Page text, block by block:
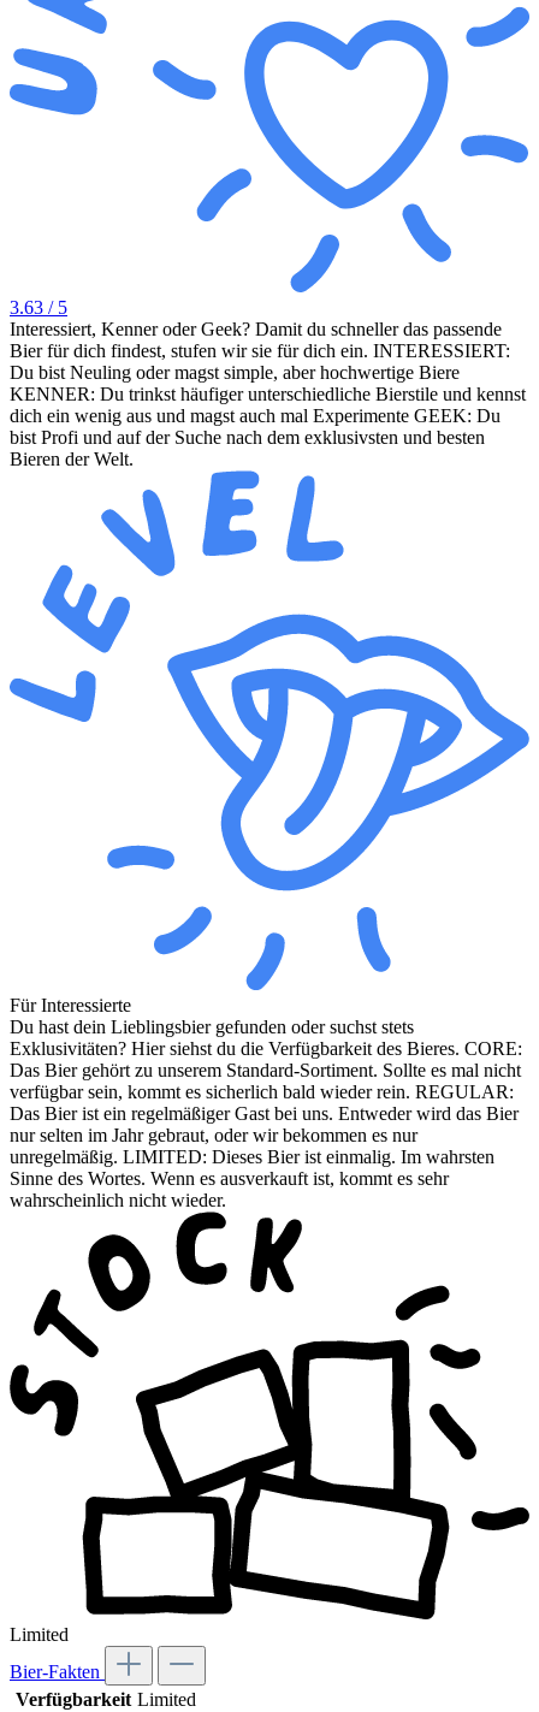
3.63 / 5
Interessiert, Kenner oder Geek? Damit du schneller das passende
Bier für dich findest, stufen wir sie für dich ein. INTERESSIERT:
Du bist Neuling oder magst simple, aber hochwertige Biere
KENNER: Du trinkst häufiger unterschiedliche Bierstile und kennst
dich ein wenig aus und magst auch mal Experimente GEEK: Du
bist Profi und auf der Suche nach dem exklusivsten und besten
Bieren der Welt.
Für Interessierte
Du hast dein Lieblingsbier gefunden oder suchst stets
Exklusivitäten? Hier siehst du die Verfügbarkeit des Bieres. CORE:
Das Bier gehört zu unserem Standard-Sortiment. Sollte es mal nicht
verfügbar sein, kommt es sicherlich bald wieder rein. REGULAR:
Das Bier ist ein regelmäßiger Gast bei uns. Entweder wird das Bier
nur selten im Jahr gebraut, oder wir bekommen es nur
unregelmäßig. LIMITED: Dieses Bier ist einmalig. Im wahrsten
Sinne des Wortes. Wenn es ausverkauft ist, kommt es sehr
wahrscheinlich nicht wieder.
Limited
Bier-Fakten
Verfügbarkeit Limited